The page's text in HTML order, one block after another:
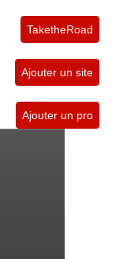
TaketheRoad
Ajouter un site
Ajouter un pro